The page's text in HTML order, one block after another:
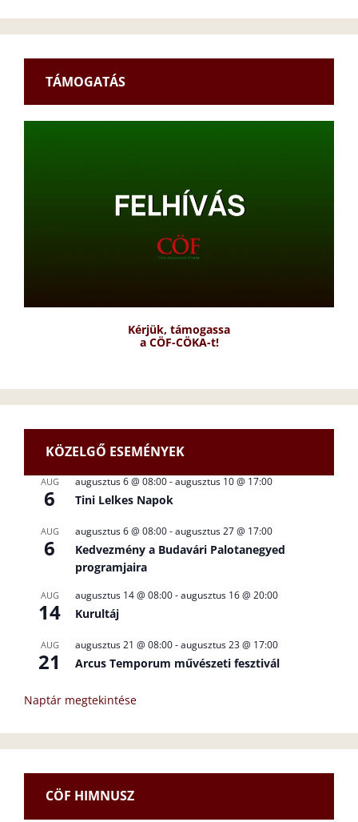
TÁMOGATÁS
Kérjük, támogassa
a CÖF-CÖKA-t!
KÖZELGŐ ESEMÉNYEK
AUG
6
augusztus 6 @ 08:00-augusztus 10 @ 17:00
Tini Lelkes Napok
AUG
6
augusztus 6 @ 08:00-augusztus 27 @ 17:00
Kedvezmény a Budavári Palotanegyed
programjaira
AUG
14
augusztus 14 @ 08:00-augusztus 16 @ 20:00
Kurultáj
AUG
21
augusztus 21 @ 08:00-augusztus 23 @ 17:00
Arcus Temporum művészeti fesztivál
Naptár megtekintése
CÖF HIMNUSZ